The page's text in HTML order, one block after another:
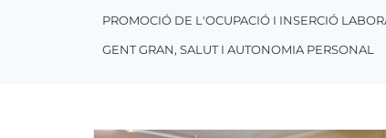
PROMOCIÓ DE L'OCUPACIÓ I INSERCIÓ
GENT GRAN, SALUT I AUTONOMIA PERSONAL